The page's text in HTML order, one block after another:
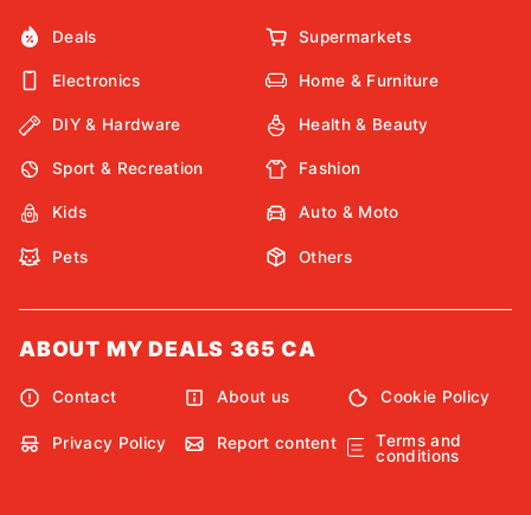
Deals Supermarkets
Electronics Home & Furniture
DIY & Hardware Health & Beauty
Sport & Recreation Fashion
Kids Auto & Moto
Pets Others
ABOUT MY DEALS 365 CA
Contact About us Cookie Policy
Privacy Policy Report content
Terms and
conditions